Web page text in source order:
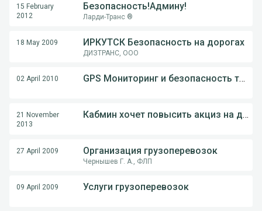
15 February
2012
Безопасность!Админу!
Ларди-Транс ®
18 May 2009 ИРКУТСК Безопасность на дорогах
ДИЗТРАНС, ООО
02 April 2010 GPS Мониторинг и безопасность транспорта.
21 November
2013
Кабмин хочет повысить акциз на дизельное топливо
27 April 2009 Организация грузоперевозок
Чернышев Г. А., ФЛП
09 April 2009 Услуги грузоперевозок